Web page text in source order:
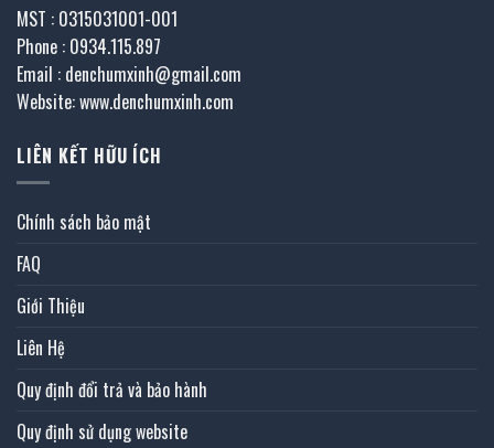
MST : 0315031001-001
Phone : 0934.115.897
Email : denchumxinh@gmail.com
Website: www.denchumxinh.com
LIÊN KẾT HỮU ÍCH
Chính sách bảo mật
FAQ
Giới Thiệu
Liên Hệ
Quy định đổi trả và bảo hành
Quy định sử dụng website